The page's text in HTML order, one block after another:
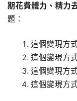
期花費體力、精力
題：
這個變現方
這個變現方
這個變現方
這個變現方